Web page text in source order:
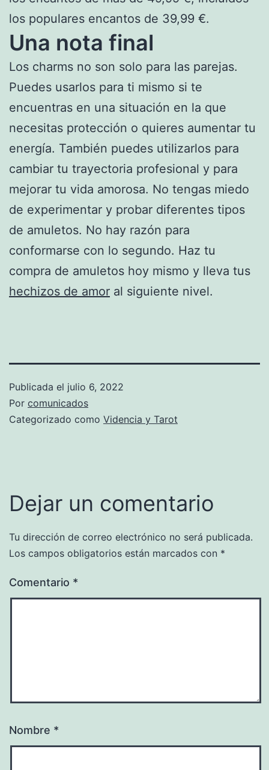
los populares encantos de 39,99 €.
Una nota final
Los charms no son solo para las parejas.
Puedes usarlos para ti mismo si te
encuentras en una situación en la que
necesitas protección o quieres aumentar tu
energía. También puedes utilizarlos para
cambiar tu trayectoria profesional y para
mejorar tu vida amorosa. No tengas miedo
de experimentar y probar diferentes tipos
de amuletos. No hay razón para
conformarse con lo segundo. Haz tu
compra de amuletos hoy mismo y lleva tus
hechizos de amor al siguiente nivel.
Publicada el julio 6, 2022
Por comunicados
Categorizado como Videncia y Tarot
Dejar un comentario
Tu dirección de correo electrónico no será publicada.
Los campos obligatorios están marcados con *
Comentario *
Nombre *